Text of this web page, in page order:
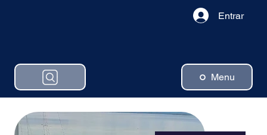
Menu
Entrar